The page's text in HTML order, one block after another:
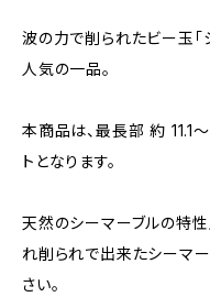
波の力で削られたビー玉「
人気の一品。
本商品は、最長部 約 11.1
トとなります。
天然のシーマーブルの特
れ削られで出来たシーマ
さい。